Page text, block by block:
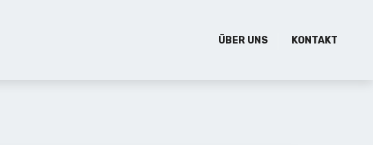
ÜBER UNS KONTAKT